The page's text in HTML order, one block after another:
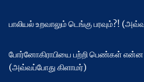
பாலியல் உறவாலும் டெங்கு பரவும்?!
போர்னோகிராபியை பற்றி பெண்கள் என்ன
(அவ்வப்போது கிளாமர்)